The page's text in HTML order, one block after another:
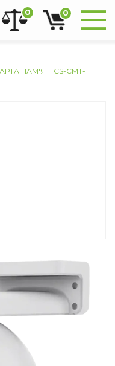
0 0
ПАМ'ЯТІ CS-CMT-